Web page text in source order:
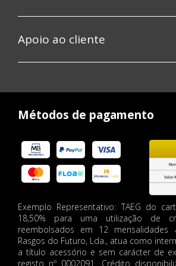
Apoio ao cliente
Métodos de pagamento
Exemplo Representativo: TAEG do
18,50% para uma utilização de
reembolsados em 12 mensalidades
Rasgos do Futuro, Lda., atua como
a título acessório e sem carácter de
registo nº 0002091. Crédito